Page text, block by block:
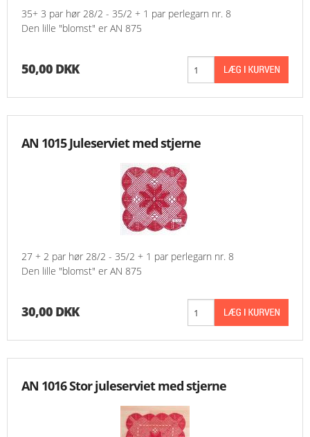
35+ 3 par hør 28/2 - 35/2 + 1 par perlegarn nr. 8
Den lille "blomst" er AN 875
50,00 DKK
AN 1015 Juleserviet med stjerne
27 + 2 par hør 28/2 - 35/2 + 1 par perlegarn nr. 8
Den lille "blomst" er AN 875
30,00 DKK
AN 1016 Stor juleserviet med stjerne